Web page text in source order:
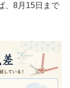
、8月15日まで